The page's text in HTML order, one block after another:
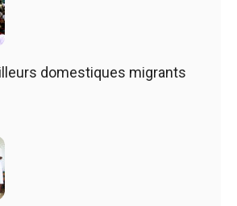
domestiques migrants